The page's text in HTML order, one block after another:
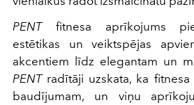
PENTfitnesa aprīkojums
estētikas un veiktspējas
akcentiem līdz elegantam un
PENTradītāji uzskata, ka
baudījumam, un viņu